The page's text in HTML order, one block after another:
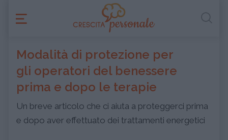
Modalità di protezione per
gli operatori del benessere
prima e dopo le terapie
Un breve articolo che ci aiuta a proteggerci prima
e dopo aver effettuato dei trattamenti energetici